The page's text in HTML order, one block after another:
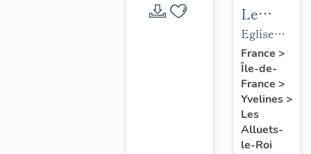
Le
mobilier
de
l'église
Saint-
Nicolas
Eglise
paroissiale
Saint-
Nicolas
France >
Île-de-
France >
Yvelines>
Les
Alluets-
le-Roi